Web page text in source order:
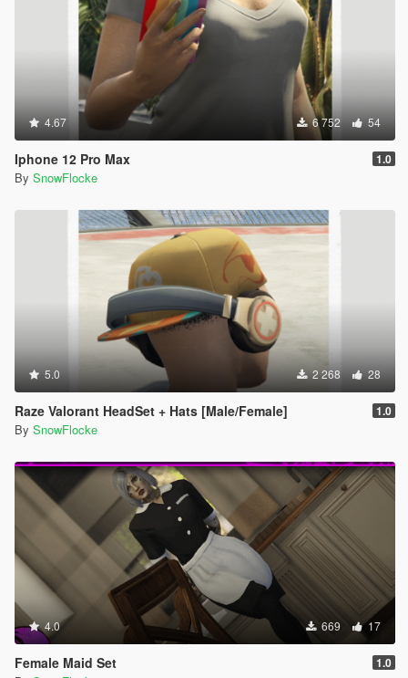
4.67 6 752 54
Iphone 12 Pro Max 1.0
By SnowFlocke
5.0 2 268 28
Raze Valorant HeadSet + Hats [Male/Female] 1.0
By SnowFlocke
4.0 669 17
Female Maid Set 1.0